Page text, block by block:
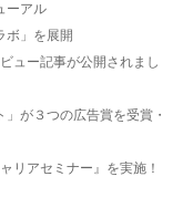
ーアル
ボ」を展開
ュー記事が公開されまし
が３つの広告賞を受賞・
リアセミナー』を実施！